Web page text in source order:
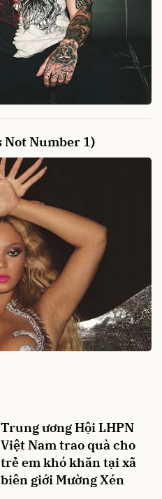
Trung ương Hội LHPN
Việt Nam trao quà cho
trẻ em khó khăn tại xã
biên giới Mường Xén